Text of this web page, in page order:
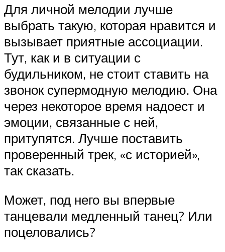
Для личной мелодии лучше
выбрать такую, которая нравится и
вызывает приятные ассоциации.
Тут, как и в ситуации с
будильником, не стоит ставить на
звонок супермодную мелодию. Она
через некоторое время надоест и
эмоции, связанные с ней,
притупятся. Лучше поставить
проверенный трек, «с историей»,
так сказать.
Может, под него вы впервые
танцевали медленный танец? Или
поцеловались?